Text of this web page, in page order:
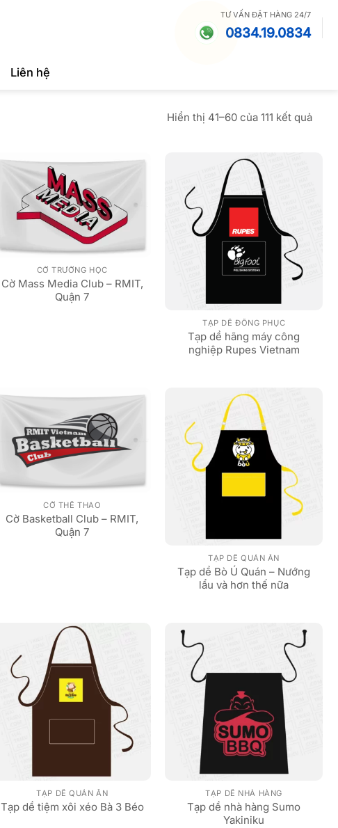
TƯ VẤN ĐẶT HÀNG 24/7
0834.19.0834
Liên hệ
Hiển thị 41–60 của 111 kết quảĐã
CỜ TRƯỜNG HỌC
Cờ Mass Media Club – RMIT,
Quận 7
TẠP DỀ ĐỒNG PHỤC
Tạp dề hãng máy công
nghiệp Rupes Vietnam
CỜ THỂ THAO
Cờ Basketball Club – RMIT,
Quận 7
TẠP DỀ QUÁN ĂN
Tạp dề Bò Ú Quán – Nướng
lẩu và hơn thế nữa
TẠP DỀ QUÁN ĂN
Tạp dề tiệm xôi xéo Bà 3 Béo
TẠP DỀ NHÀ HÀNG
Tạp dề nhà hàng Sumo
Yakiniku